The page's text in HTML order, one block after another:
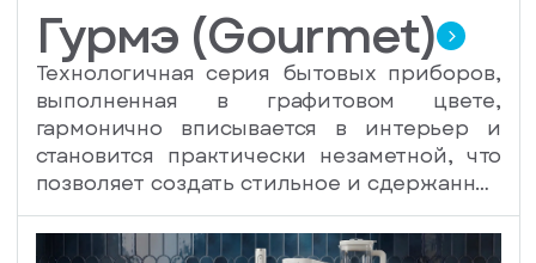
Гурмэ (Gourmet)
Технологичная серия бытовых приборов,
выполненная в графитовом цвете,
гармонично вписывается в интерьер и
становится практически незаметной, что
позволяет создать стильное и сдержанное
пространство. В то же время элегантный
дизайн и глубокий цвет техники этой